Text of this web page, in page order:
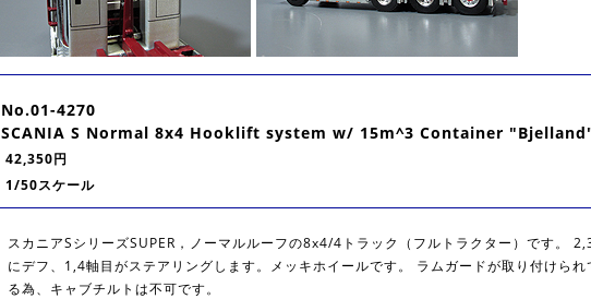
No.01-4270
SCANIA S Normal 8x4 Hooklift system w/ 15m^3 Container
42,350円
1/50スケール
スカニアSシリーズSUPER，ノーマルルーフの8x4/4トラック（フルトラクター）です。
にデフ、1,4軸目がステアリングします。メッキホイールです。 ラムガードが取り付けられ
る為、キャブチルトは不可です。